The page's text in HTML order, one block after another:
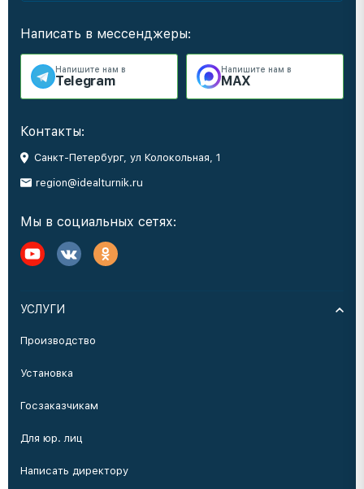
Написать в мессенджеры:
Напишите нам в
Telegram
Напишите нам в
MAX
Контакты:
Санкт-Петербург, ул Колокольная, 1
region@idealturnik.ru
Мы в социальных сетях:
УСЛУГИ
Производство
Установка
Госзаказчикам
Для юр. лиц
Написать директору